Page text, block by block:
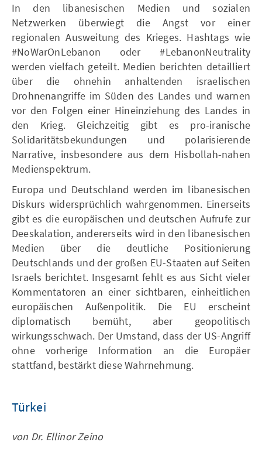
In den libanesischen Medien und sozialen
Netzwerken überwiegt die Angst vor einer
regionalen Ausweitung des Krieges. Hashtags wie
#NoWarOnLebanon oder #LebanonNeutrality
werden vielfach geteilt. Medien berichten detailliert
über die ohnehin anhaltenden israelischen
Drohnenangriffe im Süden des Landes und warnen
vor den Folgen einer Hineinziehung des Landes in
den Krieg. Gleichzeitig gibt es pro-iranische
Solidaritätsbekundungen und polarisierende
Narrative, insbesondere aus dem Hisbollah-nahen
Medienspektrum.
Europa und Deutschland werden im libanesischen
Diskurs widersprüchlich wahrgenommen. Einerseits
gibt es die europäischen und deutschen Aufrufe zur
Deeskalation, andererseits wird in den libanesischen
Medien über die deutliche Positionierung
Deutschlands und der großen EU-Staaten auf Seiten
Israels berichtet. Insgesamt fehlt es aus Sicht vieler
Kommentatoren an einer sichtbaren, einheitlichen
europäischen Außenpolitik. Die EU erscheint
diplomatisch bemüht, aber geopolitisch
wirkungsschwach. Der Umstand, dass der US-Angriff
ohne vorherige Information an die Europäer
stattfand, bestärkt diese Wahrnehmung.
Türkei
von Dr. Ellinor Zeino